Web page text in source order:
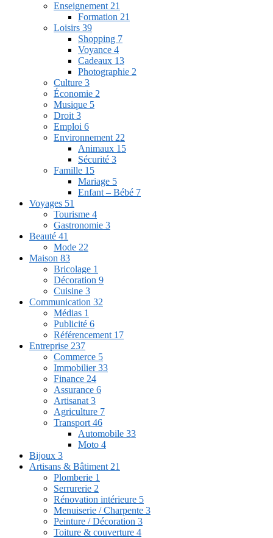
Enseignement 21
Formation 21
Loisirs 39
Shopping 7
Voyance 4
Cadeaux 13
Photographie 2
Culture 3
Économie 2
Musique 5
Droit 3
Emploi 6
Environnement 22
Animaux 15
Sécurité 3
Famille 15
Mariage 5
Enfant – Bébé 7
Voyages 51
Tourisme 4
Gastronomie 3
Beauté 41
Mode 22
Maison 83
Bricolage 1
Décoration 9
Cuisine 3
Communication 32
Médias 1
Publicité 6
Référencement 17
Entreprise 237
Commerce 5
Immobilier33
Finance 24
Assurance 6
Artisanat 3
Agriculture 7
Transport 46
Automobile 33
Moto 4
Bijoux 3
Artisans & Bâtiment 21
Plomberie 1
Serrurerie 2
Rénovation intérieure 5
Menuiserie / Charpente 3
Peinture / Décoration 3
Toiture & couverture 4